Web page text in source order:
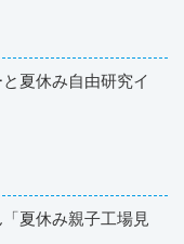
夏休み自由研究イ
夏休み親子工場見